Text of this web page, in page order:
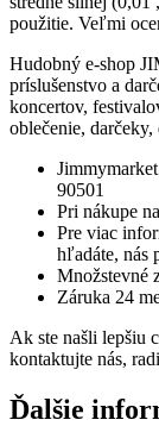
použitie. Veľmi
Hudobný e-shop
príslušenstvo a
koncertov,
oblečenie,
90501
Pri nákupe
Pre viac
hľadáte, nás
Množstevné
Záruka 24
Ak ste našli lepšiu
kontaktujte nás,
Ďalšie